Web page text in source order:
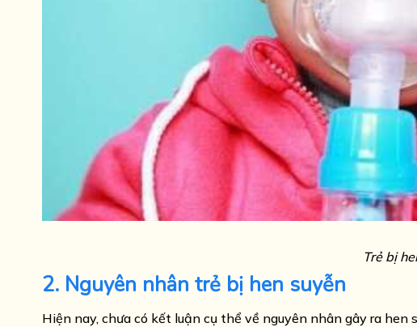
Trẻ bị
2. Nguyên nhân trẻ bị hen suyễn
Hiện nay, chưa có kết luận cụ thể về nguyên nhân gây ra